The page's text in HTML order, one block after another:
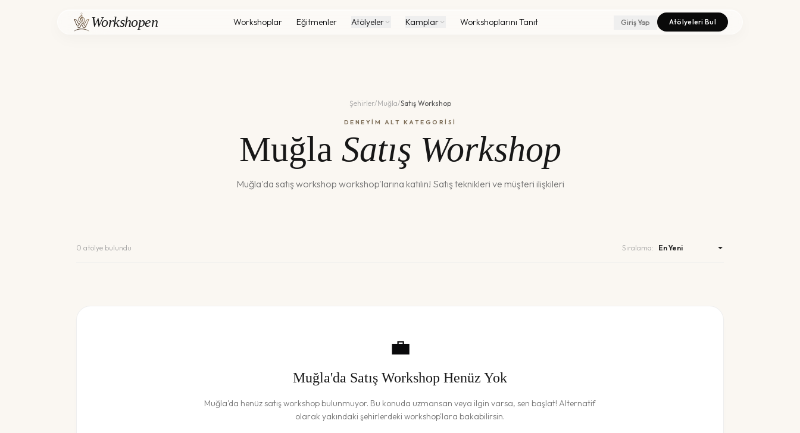
Workshopen Workshoplar Eğitmenler Atölyeler Kamplar Workshoplarını Tanıt Giriş Yap Atölyeleri Bul
Şehirler/Muğla/Satış Workshop
DENEYİM ALT KATEGORİSİ
Muğla Satış Workshop
Muğla'da satış workshop workshop'larına katılın! Satış teknikleri ve müşteri ilişkileri
0 atölye bulundu Sıralama:
💼
Muğla'da Satış Workshop Henüz Yok
Muğla'da henüzsatış workshopbulunmuyor. Bu konuda uzmansan veya ilgin varsa, sen başlat! Alternatif
olarak yakındaki şehirlerdeki workshop'lara bakabilirsin.